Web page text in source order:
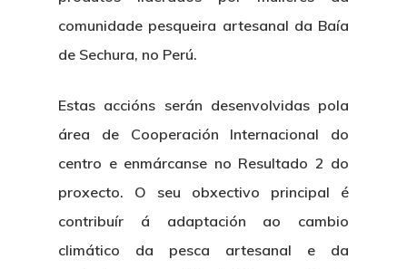
comunidade pesqueira artesanal da Baía
de Sechura, no Perú.
Estas accións serán desenvolvidas pola
área de Cooperación Internacional do
centro e enmárcanse no Resultado 2 do
proxecto. O seu obxectivo principal é
contribuír á adaptación ao cambio
climático da pesca artesanal e da